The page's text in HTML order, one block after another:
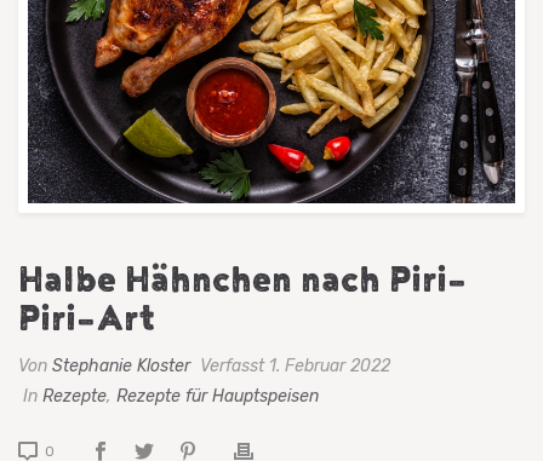
Halbe Hähnchen nach Piri-
Piri-Art
Von Stephanie Kloster Verfasst 1. Februar 2022
In Rezepte, Rezepte für Hauptspeisen
0